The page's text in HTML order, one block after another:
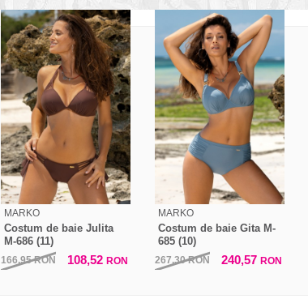
MARKO
Costum de baie Julita
M-686 (11)
166,95RON 108,52 RON
MARKO
Costum de baie Gita M-
685 (10)
267,30RON 240,57 RON